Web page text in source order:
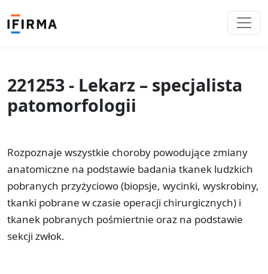
221253 - Lekarz – specjalista
patomorfologii
Rozpoznaje wszystkie choroby powodujące zmiany
anatomiczne na podstawie badania tkanek ludzkich
pobranych przyżyciowo (biopsje, wycinki, wyskrobiny,
tkanki pobrane w czasie operacji chirurgicznych) i
tkanek pobranych pośmiertnie oraz na podstawie
sekcji zwłok.